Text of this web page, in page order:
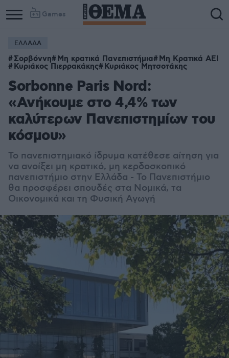
Games
ΕΛΛΑΔΑ
Σορβόννη Μη κρατικά Πανεπιστήμια Μη Κρατικά ΑΕΙ
Κυριάκος Πιερρακάκης Κυριάκος Μητσοτάκης
Sorbonne Paris Nord:
«Ανήκουμε στο 4,4% των
καλύτερων Πανεπιστημίων του
κόσμου»
Το πανεπιστημιακό ίδρυμα κατέθεσε αίτηση για
να ανοίξει μη κρατικό, μη κερδοσκοπικό
πανεπιστήμιο στην Ελλάδα - Το Πανεπιστήμιο
θα προσφέρει σπουδές στα Νομικά, τα
Οικονομικά και τη Φυσική Αγωγή